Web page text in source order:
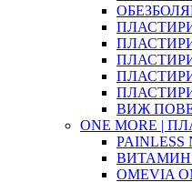
ВИЖ
ONE MORE |
PAINLESS
ВИТАМИН
ОMEVIA